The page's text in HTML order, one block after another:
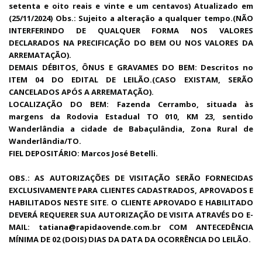
setenta e oito reais e vinte e um centavos) Atualizado em
(25/11/2024) Obs.: Sujeito a alteração a qualquer tempo.(NÃO
INTERFERINDO DE QUALQUER FORMA NOS VALORES
DECLARADOS NA PRECIFICAÇÃO DO BEM OU NOS VALORES DA
ARREMATAÇÃO).
DEMAIS DÉBITOS, ÔNUS E GRAVAMES DO BEM: Descritos no
ITEM 04 DO EDITAL DE LEILÃO.(CASO EXISTAM, SERÃO
CANCELADOS APÓS A ARREMATAÇÃO).
LOCALIZAÇÃO DO BEM: Fazenda Cerrambo, situada às
margens da Rodovia Estadual TO 010, KM 23, sentido
Wanderlândia a cidade de Babaçulândia, Zona Rural de
Wanderlândia/TO.
FIEL DEPOSITÁRIO: Marcos José Betelli.
OBS.: AS AUTORIZAÇÕES DE VISITAÇÃO SERÃO FORNECIDAS
EXCLUSIVAMENTE PARA CLIENTES CADASTRADOS, APROVADOS E
HABILITADOS NESTE SITE. O CLIENTE APROVADO E HABILITADO
DEVERÁ REQUERER SUA AUTORIZAÇÃO DE VISITA ATRAVÉS DO E-
MAIL: tatiana@rapidaovende.com.br COM ANTECEDÊNCIA
MÍNIMA DE 02 (DOIS) DIAS DA DATA DA OCORRÊNCIA DO LEILÃO.